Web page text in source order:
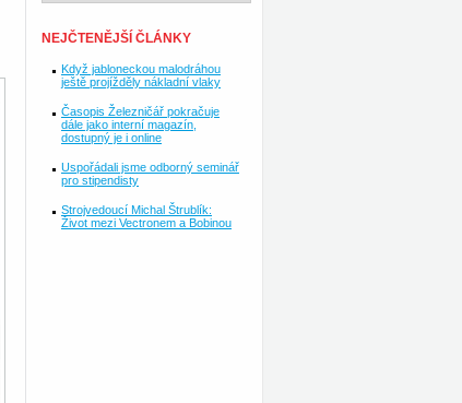
NEJČTENĚJŠÍ ČLÁNKY
Když jabloneckou malodráhou
ještě projížděly nákladní vlaky
Časopis Železničář pokračuje
dále jako interní magazín,
dostupný je i online
Uspořádali jsme odborný seminář
pro stipendisty
Strojvedoucí Michal Štrublík:
Život mezi Vectronem a Bobinou